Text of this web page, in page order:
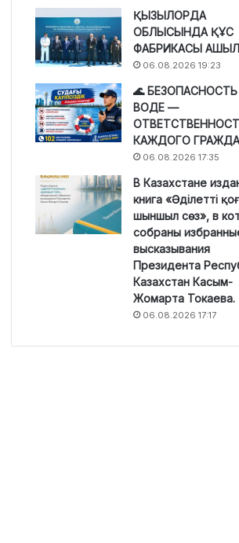
ҚЫЗЫЛОРДА
ОБЛЫСЫНДА ҚҰС
ФАБРИКАСЫ
06.08.2026 19:23
🌊
ВОДЕ —
КАЖДОГО
06.08.2026 17:35
В Казахстане
книга «Әділетті
шыншыл сөз», в
собраны
высказывания
Президента
Казахстан Касым-
Жомарта Токаева.
06.08.2026 17:17